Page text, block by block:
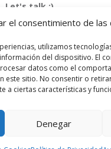
el consentimiento de las
utilizamos
del dispositivo. El
datos como el
este sitio. No consentir o
a ciertas características y
Denegar
Let's talk :)
968 425 675
30850. Totana. Murcia.
info@totanalang.com